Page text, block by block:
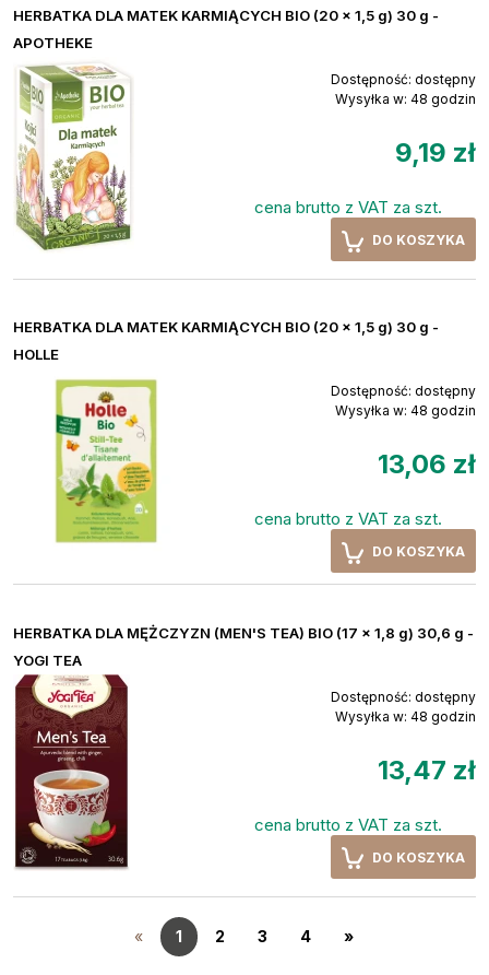
HERBATKA DLA MATEK KARMIĄCYCH BIO (20 x 1,5 g) 30 g -
APOTHEKE
Dostępność: dostępny
Wysyłka w: 48 godzin
9,19 zł
cena brutto z VAT za szt.
DO KOSZYKA
HERBATKA DLA MATEK KARMIĄCYCH BIO (20 x 1,5 g) 30 g -
HOLLE
Dostępność: dostępny
Wysyłka w: 48 godzin
13,06 zł
cena brutto z VAT za szt.
DO KOSZYKA
HERBATKA DLA MĘŻCZYZN (MEN'S TEA) BIO (17 x 1,8 g) 30,6 g -
YOGI TEA
Dostępność: dostępny
Wysyłka w: 48 godzin
13,47 zł
cena brutto z VAT za szt.
DO KOSZYKA
« 1 2 3 4 »